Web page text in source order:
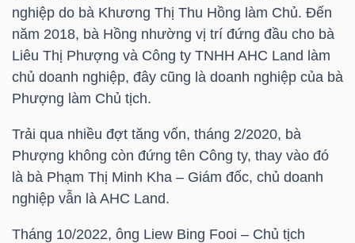
nghiệp do bà Khương Thị Thu Hồng làm Chủ. Đến
năm 2018, bà Hồng nhường vị trí đứng đầu cho bà
Liêu Thị Phượng và Công ty TNHH AHC Land làm
chủ doanh nghiệp, đây cũng là doanh nghiệp của bà
Phượng làm Chủ tịch.
Trải qua nhiều đợt tăng vốn, tháng 2/2020, bà
Phượng không còn đứng tên Công ty, thay vào đó
là bà Phạm Thị Minh Kha – Giám đốc, chủ doanh
nghiệp vẫn là AHC Land.
Tháng 10/2022, ông Liew Bing Fooi – Chủ tịch
CỔ
PHIẾU
PHÁI
SINH